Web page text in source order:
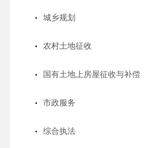
城乡规划
农村土地征收
国有土地上房屋征收与补偿
市政服务
综合执法